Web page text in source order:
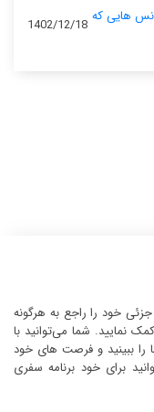
هایی که 1402/12/18
خود را راجع به هرگونه
نمایید. شما می‌توانید با
را ببینید و فرصت های خود
برای خود برنامه سفری